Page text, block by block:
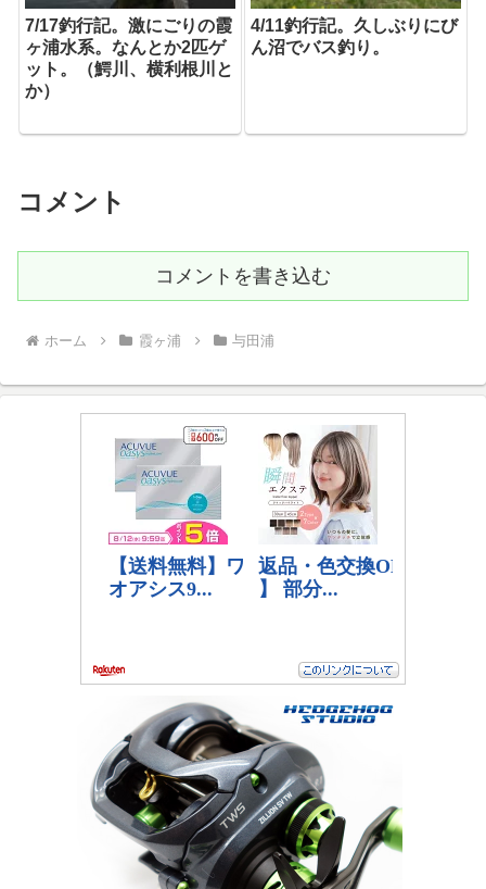
7/17釣行記。激にごりの霞
ヶ浦水系。なんとか2匹ゲ
ット。（鰐川、横利根川と
か）
4/11釣行記。久しぶりにび
ん沼でバス釣り。
コメント
コメントを書き込む
ホーム 霞ヶ浦 与田浦